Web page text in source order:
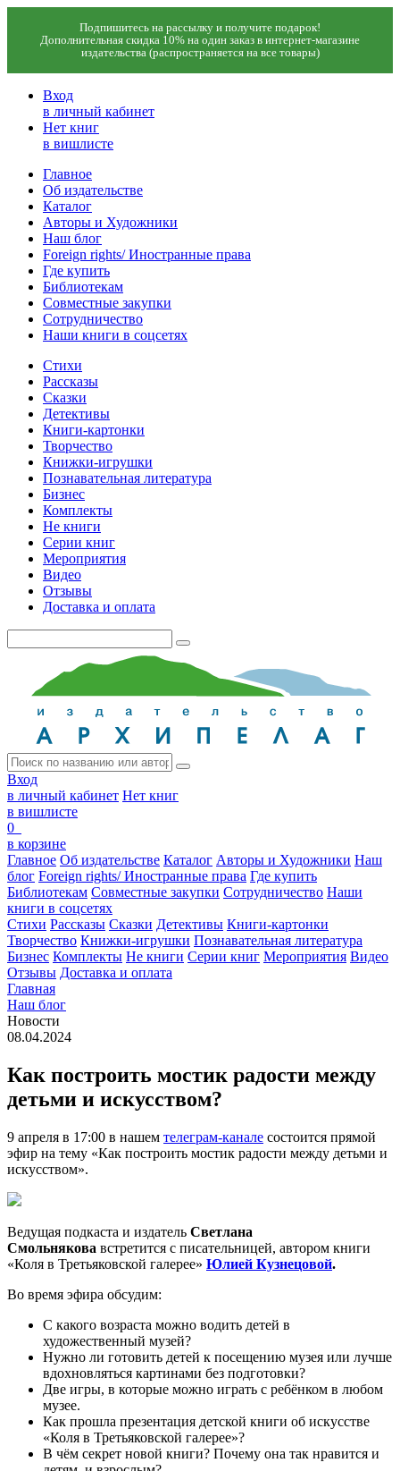
Подпишитесь на рассылку и получите подарок!
Дополнительная скидка 10% на один заказ в интернет-магазине
издательства (распространяется на все товары)
Вход
в личный кабинет
Нет книг
в вишлисте
Главное
Об издательстве
Каталог
Авторы и Художники
Наш блог
Foreign rights/ Иностранные права
Где купить
Библиотекам
Совместные закупки
Сотрудничество
Наши книги в соцсетях
Стихи
Рассказы
Сказки
Детективы
Книги-картонки
Творчество
Книжки-игрушки
Познавательная литература
Бизнес
Комплекты
Не книги
Серии книг
Мероприятия
Видео
Отзывы
Доставка и оплата
Вход
в личный кабинет Нет книг
в вишлисте
0
в корзине
Главное Об издательстве Каталог Авторы и Художники Наш
блог Foreign rights/ Иностранные права Где купить
Библиотекам Совместные закупки Сотрудничество Наши
книги в соцсетях
Стихи Рассказы Сказки Детективы Книги-картонки
Творчество Книжки-игрушки Познавательная литература
Бизнес Комплекты Не книги Серии книг Мероприятия Видео
Отзывы Доставка и оплата
Главная
Наш блог
Новости
08.04.2024
Как построить мостик радости между
детьми и искусством?
9 апреля в 17:00 в нашем телеграм-канале состоится прямой
эфир на тему «Как построить мостик радости между детьми и
искусством».
Ведущая подкаста и издатель Светлана
Смольнякова встретится с писательницей, автором книги
«Коля в Третьяковской галерее» Юлией Кузнецовой.
Во время эфира обсудим:
С какого возраста можно водить детей в
художественный музей?
Нужно ли готовить детей к посещению музея или лучше
вдохновляться картинами без подготовки?
Две игры, в которые можно играть с ребёнком в любом
музее.
Как прошла презентация детской книги об искусстве
«Коля в Третьяковской галерее»?
В чём секрет новой книги? Почему она так нравится и